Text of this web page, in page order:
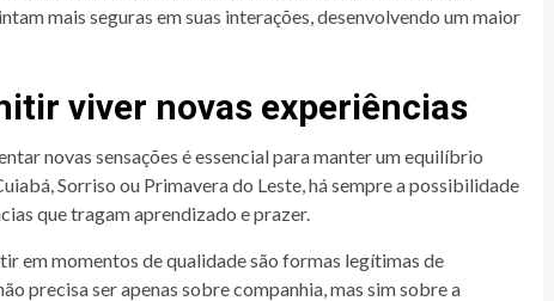
mais seguras em suas interações, desenvolvendo um maior
viver novas experiências
novas sensações é essencial para manter um equilíbrio
Sorriso ou Primavera do Leste, há sempre a possibilidade
que tragam aprendizado e prazer.
em momentos de qualidade são formas legítimas de
precisa ser apenas sobre companhia, mas sim sobre a